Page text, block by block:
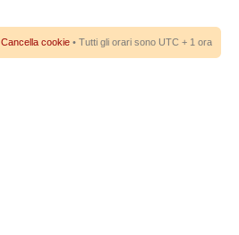
Cancella cookie • Tutti gli orari sono UTC + 1 ora